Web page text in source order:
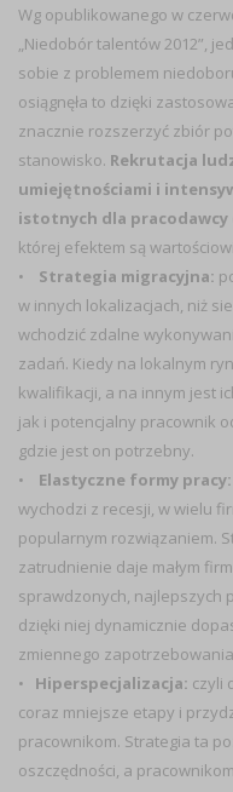
Wg opublikowanego w
„Niedobór talentów 2012”,
sobie z problemem
osiągnęła to dzięki
znacznie rozszerzyć zbiór
stanowisko. Rekrutacja
umiejętnościami i
istotnych dla
której efektem są
• Strategia migracyjna:
w innych lokalizacjach, niż
wchodzić zdalne
zadań. Kiedy na lokalnym
kwalifikacji, a na innym jest
jak i potencjalny pracownik
gdzie jest on potrzebny.
• Elastyczne formy pracy:
wychodzi z recesji, w wielu
popularnym rozwiązaniem.
zatrudnienie daje małym
sprawdzonych, najlepszych
dzięki niej dynamicznie
zmiennego
• Hiperspecjalizacja: czyli
coraz mniejsze etapy i
pracownikom. Strategia ta
oszczędności, a